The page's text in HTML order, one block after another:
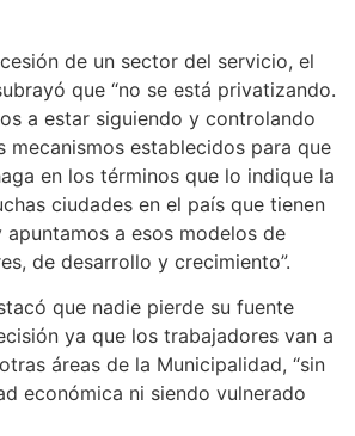
de un sector del servicio, el
que “no se está privatizando.
a estar siguiendo y controlando
mecanismos establecidos para que
en los términos que lo indique la
ciudades en el país que tienen
a esos modelos de
de desarrollo y crecimiento”.
que nadie pierde su fuente
ya que los trabajadores van a
áreas de la Municipalidad, “sin
económica ni siendo vulnerado